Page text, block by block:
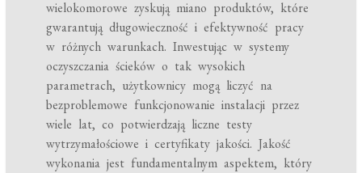
wielokomorowe zyskują miano produktów, które
gwarantują długowieczność i efektywność pracy
w różnych warunkach. Inwestując w systemy
oczyszczania ścieków o tak wysokich
parametrach, użytkownicy mogą liczyć na
bezproblemowe funkcjonowanie instalacji przez
wiele lat, co potwierdzają liczne testy
wytrzymałościowe i certyfikaty jakości. Jakość
wykonania jest fundamentalnym aspektem, który